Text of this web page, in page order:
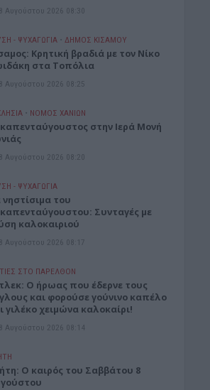
8 Αυγούστου 2026 08:30
- ΨΥΧΑΓΩΓΊΑ • ΔΉΜΟΣ ΚΙΣΆΜΟΥ
Κρητική βραδιά με τον Νίκο
στα Τοπόλια
8 Αυγούστου 2026 08:25
• ΝΟΜΌΣ ΧΑΝΊΩΝ
στην Ιερά Μονή
8 Αυγούστου 2026 08:20
- ΨΥΧΑΓΩΓΊΑ
νηστίσιμα του
Συνταγές με
καλοκαιριού
8 Αυγούστου 2026 08:17
ΣΤΟ ΠΑΡΕΛΘΟΝ
O ήρωας που έδερνε τους
και φορούσε γούνινο καπέλο
γιλέκο χειμώνα καλοκαίρι!
8 Αυγούστου 2026 08:14
O καιρός του Σαββάτου 8